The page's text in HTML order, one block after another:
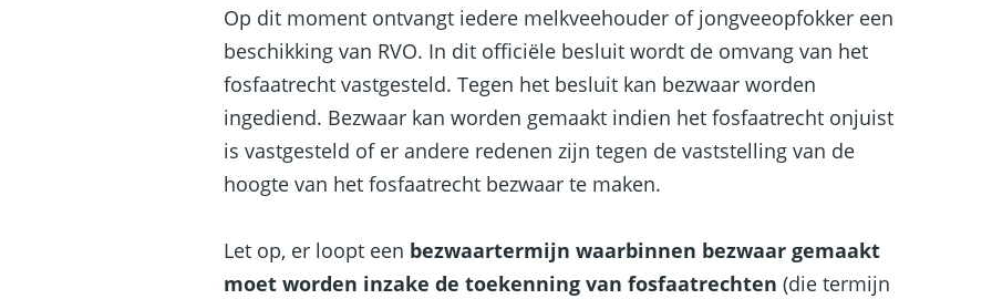
Op dit moment ontvangt iedere melkveehouder of jongveeopfokker een
beschikking van RVO. In dit officiële besluit wordt de omvang van het
fosfaatrecht vastgesteld. Tegen het besluit kan bezwaar worden
ingediend. Bezwaar kan worden gemaakt indien het fosfaatrecht onjuist
is vastgesteld of er andere redenen zijn tegen de vaststelling van de
hoogte van het fosfaatrecht bezwaar te maken.
Let op, er loopt een bezwaartermijn waarbinnen bezwaar gemaakt
moet worden inzake de toekenning van fosfaatrechten (die termijn